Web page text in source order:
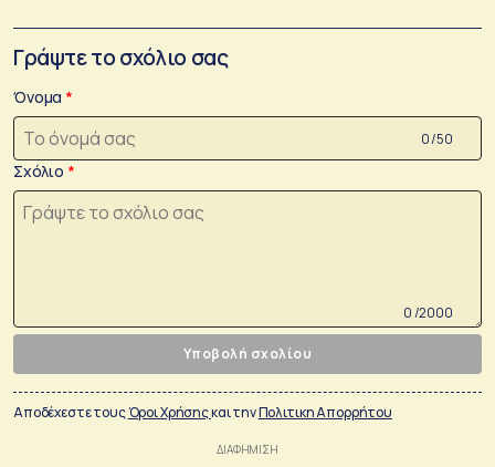
Γράψτε το σχόλιο σας
Όνομα
0 /50
Σχόλιο
0 /2000
Υποβολή σχολίου
Αποδέχεστε τουςΌροι Χρήσηςκαι τηνΠολιτικη Απορρήτου